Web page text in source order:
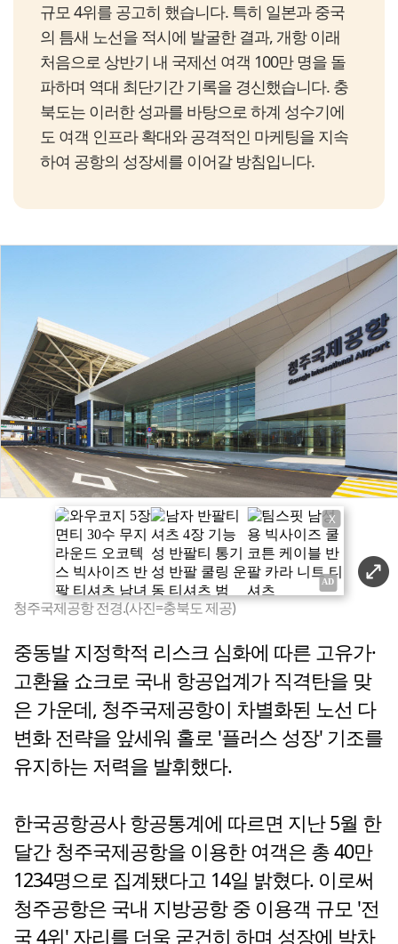
규모 4위를 공고히 했습니다. 특히 일본과 중국
의 틈새 노선을 적시에 발굴한 결과, 개항 이래
처음으로 상반기 내 국제선 여객 100만 명을 돌
파하며 역대 최단기간 기록을 경신했습니다. 충
북도는 이러한 성과를 바탕으로 하계 성수기에
도 여객 인프라 확대와 공격적인 마케팅을 지속
하여 공항의 성장세를 이어갈 방침입니다.
X
청주국제공항 전경.(사진=충북도 제공)
중동발 지정학적 리스크 심화에 따른 고유가·
고환율 쇼크로 국내 항공업계가 직격탄을 맞
은 가운데, 청주국제공항이 차별화된 노선 다
변화 전략을 앞세워 홀로 '플러스 성장' 기조를
유지하는 저력을 발휘했다.
한국공항공사 항공통계에 따르면 지난 5월 한
달간 청주국제공항을 이용한 여객은 총 40만
1234명으로 집계됐다고 14일 밝혔다. 이로써
청주공항은 국내 지방공항 중 이용객 규모 '전
국 4위' 자리를 더욱 굳건히 하며 성장에 박차